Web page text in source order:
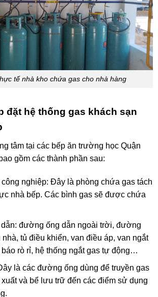
tế nhà kho chứa gas cho nhà hàng
đặt hệ thống gas khách sạn
tâm tại các bếp ăn trường học Quận
gồm các thành phần sau:
công nghiệp: Đây là phòng chứa gas tách
nhà bếp. Các bình gas sẽ được chứa
dẫn: đường ống dẫn ngoài trời, đường
nhà, tủ điều khiển, van điều áp, van ngắt
báo rò rỉ, hệ thống ngắt gas tự động…
là các đường ống dùng để truyền gas
và bể lưu trữ đến các điểm sử dụng